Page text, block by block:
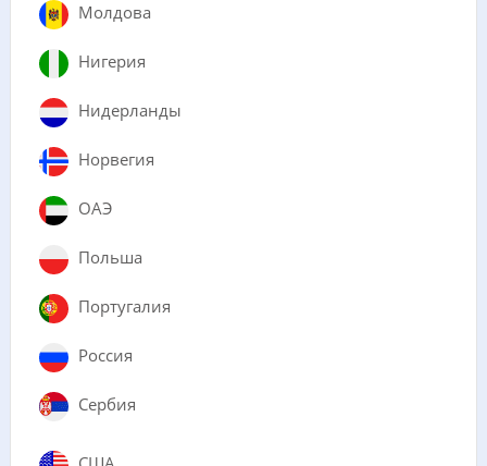
Молдова
Нигерия
Нидерланды
Норвегия
ОАЭ
Польша
Португалия
Россия
Сербия